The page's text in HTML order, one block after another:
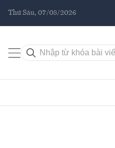
Thứ Sáu, 07/08/2026